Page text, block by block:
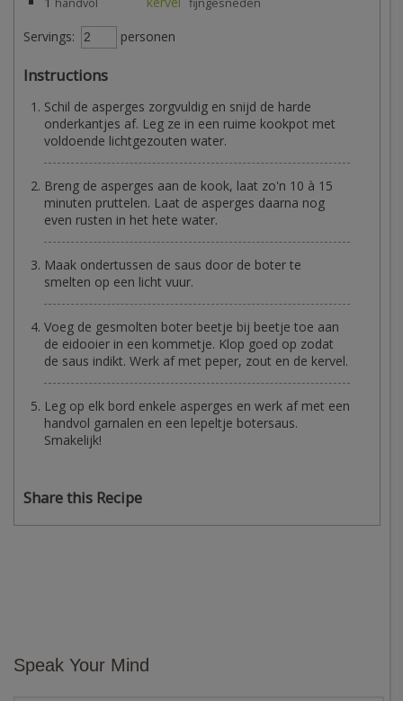
handvol fijngesneden
Servings: personen
Instructions
Schil de asperges zorgvuldig en snijd de harde
onderkantjes af. Leg ze in een ruime kookpot met
voldoende lichtgezouten water.
Breng de asperges aan de kook, laat zo'n 10 à 15
minuten pruttelen. Laat de asperges daarna nog
even rusten in het hete water.
Maak ondertussen de saus door de boter te
smelten op een licht vuur.
Voeg de gesmolten boter beetje bij beetje toe aan
de eidooier in een kommetje. Klop goed op zodat
de saus indikt. Werk af met peper, zout en de kervel.
Leg op elk bord enkele asperges en werk af met een
handvol garnalen en een lepeltje botersaus.
Smakelijk!
Share this Recipe
Speak Your Mind